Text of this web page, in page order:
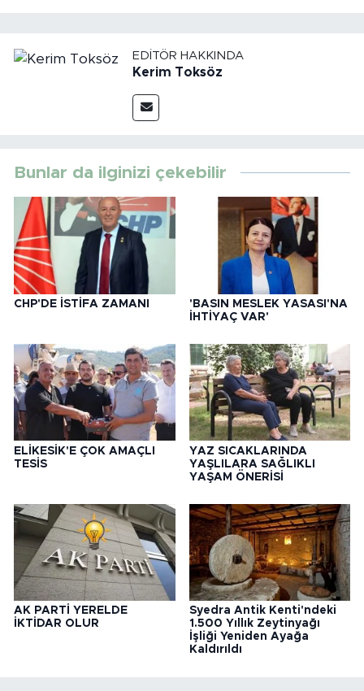
EDITÖR HAKKINDA
Kerim Toksöz
Bunlar da ilginizi çekebilir
CHP'DE İSTİFA ZAMANI
'BASIN MESLEK YASASI'NA
İHTİYAÇ VAR'
ELİKESİK'E ÇOK AMAÇLI
TESİS
YAZ SICAKLARINDA
YAŞLILARA SAĞLIKLI
YAŞAM ÖNERİSİ
AK PARTİ YERELDE
İKTİDAR OLUR
Syedra Antik Kenti'ndeki
1.500 Yıllık Zeytinyağı
İşliği Yeniden Ayağa
Kaldırıldı